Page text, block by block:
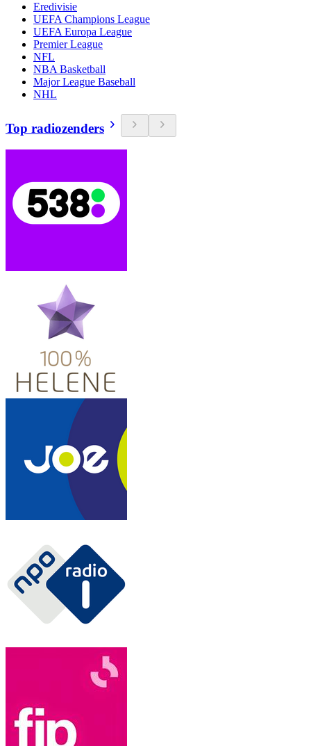
Eredivisie
UEFA Champions League
UEFA Europa League
Premier League
NFL
NBA Basketball
Major League Baseball
NHL
Top radiozenders